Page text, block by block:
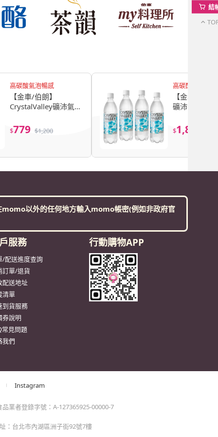
高碳酸氣泡暢感
【金車/伯朗】
CrystalValley礦沛氣泡
泡水585ml(共48入)
$779 $1,200
高碳酸氣泡暢感
【金車】
礦沛氣泡水
$1,852
結
以外的任何地方輸入momo帳密(例如非政府官
服務
/配送進度查詢
訂單/退貨
配送地址
清單
到貨服務
券說明
常見問題
我們
行動購物APP
Instagram
業者登錄字號：A-127365925-00000-7
：台北市內湖區洲子街92號7樓